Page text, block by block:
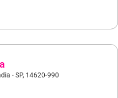
- SP, 14620-990